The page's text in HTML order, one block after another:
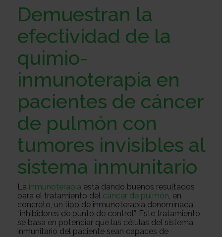
Sobre
nosotros
Colabora
Todo
sobre
el
cancer
Investigación
Transparencia
Trabaja
Demuestran la
efectividad de la
quimio-
inmunoterapia en
pacientes de cáncer
de pulmón con
tumores invisibles al
sistema inmunitario
La inmunoterapia está dando buenos resultados
para el tratamiento del cáncer de pulmón, en
concreto, un tipo de inmunoterapia denominada
“inhibidores de punto de control”. Este tratamiento
se basa en potenciar que las células del sistema
inmunitario del paciente sean capaces de